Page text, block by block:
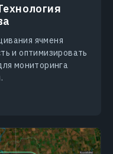
ячменя
и оптимизировать
мониторинга